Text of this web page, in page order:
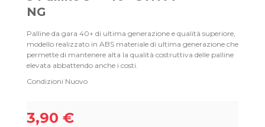
NG
Palline da gara 40+ di ultima generazione e qualità superiore,
modello realizzato in ABS materiale di ultima generazione che
permette di mantenere alta la qualità costruttiva delle palline
elevata abbattendo anche i costi.
Condizioni Nuovo
3,90 €